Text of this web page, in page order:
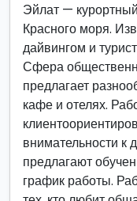
Эйлат —
Красного моря.
дайвингом и
Сфера
предлагает
кафе и отелях.
внимательности к
предлагают
график работы.